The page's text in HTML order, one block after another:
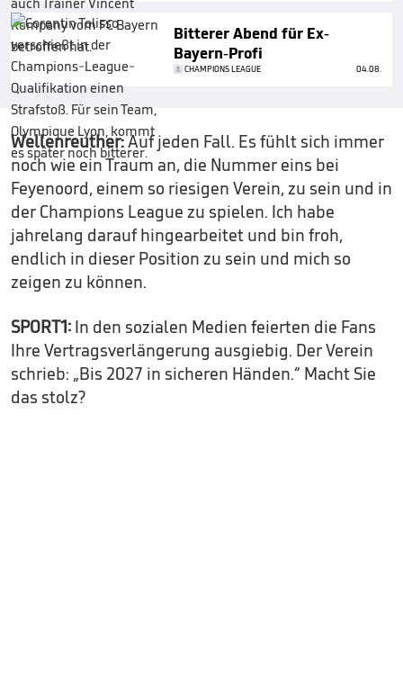
Bitterer Abend für Ex-
Bayern-Profi
CHAMPIONS LEAGUE 04.08.
Wellenreuther:Auf jeden Fall. Es fühlt sich immer
noch wie ein Traum an, die Nummer eins bei
Feyenoord, einem so riesigen Verein, zu sein und in
der Champions League zu spielen. Ich habe
jahrelang darauf hingearbeitet und bin froh,
endlich in dieser Position zu sein und mich so
zeigen zu können.
SPORT1: In den sozialen Medien feierten die Fans
Ihre Vertragsverlängerung ausgiebig. Der Verein
schrieb: „Bis 2027 in sicheren Händen.“ Macht Sie
das stolz?